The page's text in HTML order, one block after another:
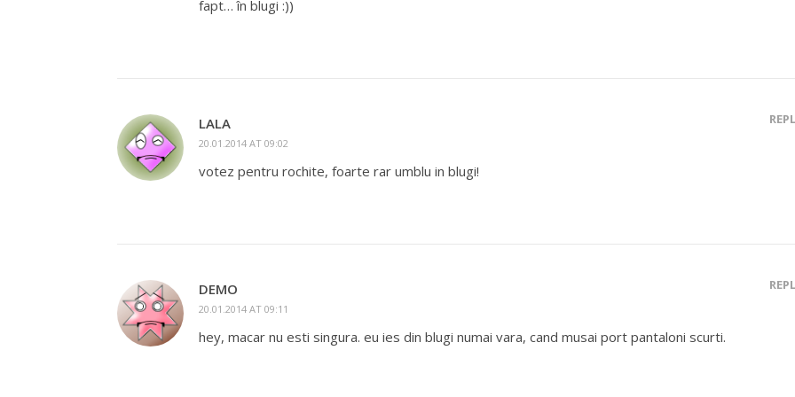
fapt… în blugi :))
LALA
20.01.2014 AT 09:02
votez pentru rochite, foarte rar umblu in blugi!
DEMO
20.01.2014 AT 09:11
hey, macar nu esti singura. eu ies din blugi numai vara, cand musai port pantaloni scurti.